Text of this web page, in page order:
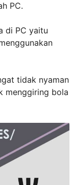
PC.
di PC yaitu
tidak nyaman
menggiring bola